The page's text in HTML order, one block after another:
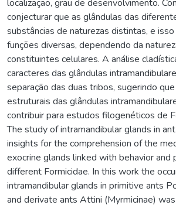
localização, grau de desenvolvimento.
conjecturar que as glândulas das
substâncias de naturezas distintas, e
funções diversas, dependendo da
constituintes celulares. A análise
caracteres das glândulas
separação das duas tribos, sugerindo
estruturais das glândulas
contribuir para estudos filogenéticos de
The study of intramandibular glands in
insights for the comprehension of the
exocrine glands linked with behavior and
different Formicidae. In this work the
intramandibular glands in primitive ants
and derivate ants Attini (Myrmicinae)